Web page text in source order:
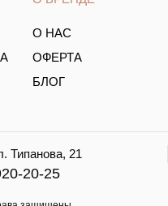
О НАС
ОФЕРТА
БЛОГ
Типанова, 21
20-25